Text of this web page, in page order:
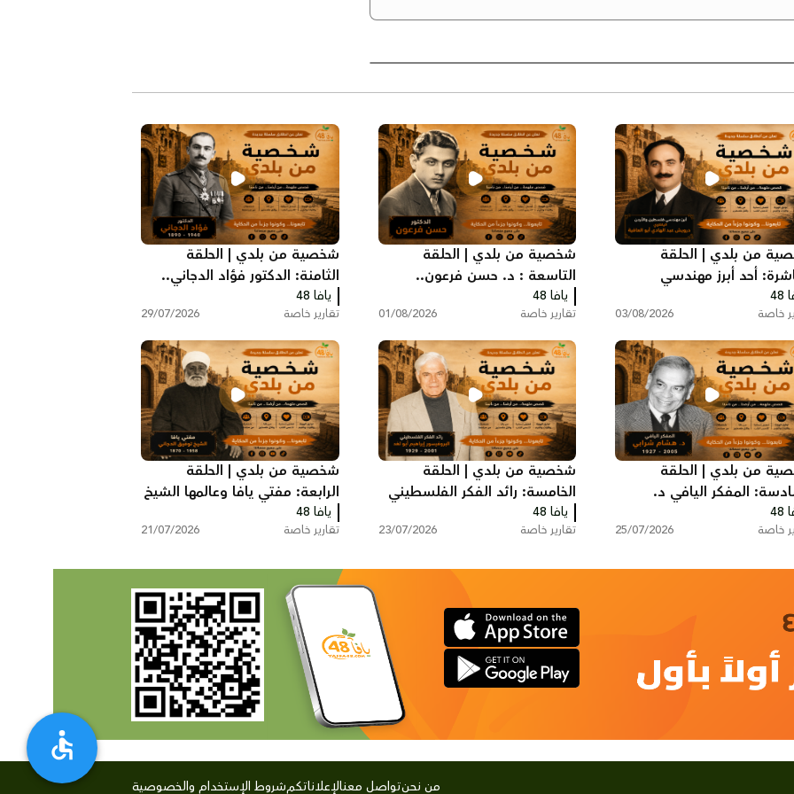
من بلدي | الحلقة
أحد أبرز مهندسي
أبو العافية
خاصة 03/08/2026
شخصية من بلدي | الحلقة
التاسعة : د. حسن فرعون..
الطبيب الذي رفض مغادرة يافا
عام 1948
يافا 48
تقارير خاصة 01/08/2026
شخصية من بلدي | الحلقة
الثامنة: الدكتور فؤاد الدجاني..
رائد الطب والجراحة في فلسطين
يافا 48
تقارير خاصة 29/07/2026
من بلدي | الحلقة
المفكر اليافي د.
شرابي
خاصة 25/07/2026
شخصية من بلدي | الحلقة
الخامسة: رائد الفكر الفلسطيني
البروفيسور إبراهيم أبو لغد
يافا 48
تقارير خاصة 23/07/2026
شخصية من بلدي | الحلقة
الرابعة: مفتي يافا وعالمها الشيخ
توفيق عبد الله الدجاني
يافا 48
تقارير خاصة 21/07/2026
من نحنتواصل معنالإعلاناتكمشروط الإستخدام والخصوصية